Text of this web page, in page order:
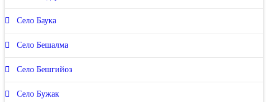
Село Баука
Село Бешалма
Село Бешгийоз
Село Бужак